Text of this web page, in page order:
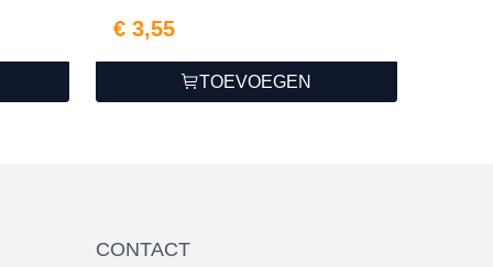
€ 3,55
TOEVOEGEN
CONTACT